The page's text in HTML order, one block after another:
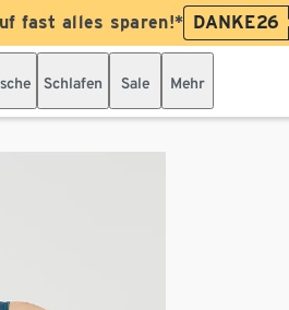
fast alles sparen!* DANKE26
Schlafen Sale Mehr